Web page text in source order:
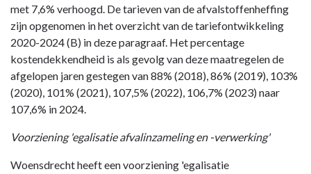
met 7,6% verhoogd. De tarieven van de afvalstoffenheffing
zijn opgenomen in het overzicht van de tariefontwikkeling
2020-2024 (B) in deze paragraaf. Het percentage
kostendekkendheid is als gevolg van deze maatregelen de
afgelopen jaren gestegen van 88% (2018), 86% (2019), 103%
(2020), 101% (2021), 107,5% (2022), 106,7% (2023) naar
107,6% in 2024.
Voorziening 'egalisatie afvalinzameling en -verwerking'
Woensdrecht heeft een voorziening 'egalisatie